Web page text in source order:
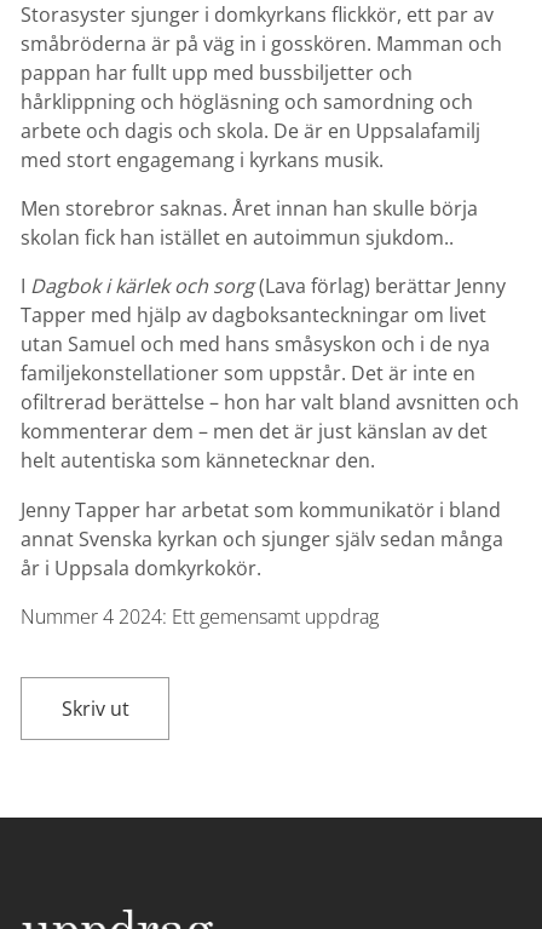
Storasyster sjunger i domkyrkans flickkör, ett par av
småbröderna är på väg in i gosskören. Mamman och
pappan har fullt upp med bussbiljetter och
hårklippning och högläsning och samordning och
arbete och dagis och skola. De är en Uppsalafamilj
med stort engagemang i kyrkans musik.
Men storebror saknas. Året innan han skulle börja
skolan fick han istället en autoimmun sjukdom..
I Dagbok i kärlek och sorg(Lava förlag) berättar Jenny
Tapper med hjälp av dagboksanteckningar om livet
utan Samuel och med hans småsyskon och i de nya
familjekonstellationer som uppstår. Det är inte en
ofiltrerad berättelse – hon har valt bland avsnitten och
kommenterar dem – men det är just känslan av det
helt autentiska som kännetecknar den.
Jenny Tapper har arbetat som kommunikatör i bland
annat Svenska kyrkan och sjunger själv sedan många
år i Uppsala domkyrkokör.
Nummer 4 2024: Ett gemensamt uppdrag
Skriv ut